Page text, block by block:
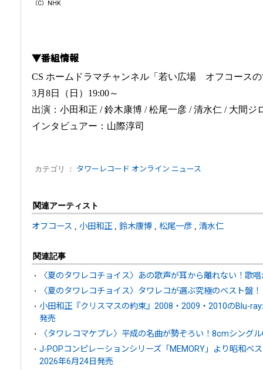
（C）NHK
▼番組情報
CS ホームドラマチャンネル「若い広場 オフコース
3月8日（日）19:00～
出演：小田和正 / 鈴木康博 / 松尾一彦 / 清水仁 / 大間ジ
インタビュアー：山際淳司
カテゴリ ： タワーレコード オンライン ニュース
関連アーティスト
オフコース 小田和正 鈴木康博 松尾一彦 清水仁
関連記事
〈夏のタワレコチョイス〉あの歌声が耳から離れない！歌
〈夏のタワレコチョイス〉タワレコが選ぶ究極のベスト盤！
小田和正『クリスマスの約束』2008・2009・2010のBlu-
発売
〈タワレコマケプレ〉平成の名曲が勢ぞろい！8cmシング
J-POPコンピレーションシリーズ「MEMORY」より昭和ベ
2026年6月24日発売